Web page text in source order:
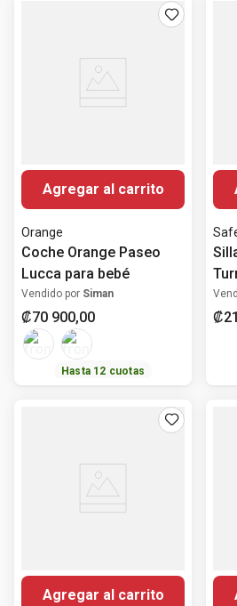
Agregar al carrito
Orange
Coche Orange Paseo
Lucca para bebé
Vendido por Siman
₡70 900,00
Hasta 12 cuotas
₡
Agregar al carrito